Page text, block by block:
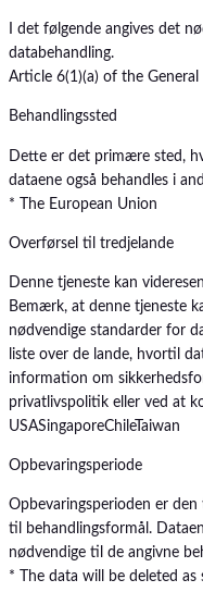
I det følgende angives det
databehandling.
Article 6(1)(a) of the
Behandlingssted
Dette er det primære sted,
dataene også behandles i
* The European Union
Overførsel til tredjelande
Denne tjeneste kan
Bemærk, at denne tjeneste
nødvendige standarder for
liste over de lande, hvortil
information om
privatlivspolitik eller ved at
USASingaporeChileTaiwan
Opbevaringsperiode
Opbevaringsperioden er
til behandlingsformål.
nødvendige til de angivne
* The data will be deleted